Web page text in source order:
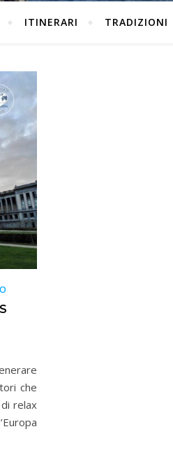
ITINERARI TRADIZIONI
che
relax